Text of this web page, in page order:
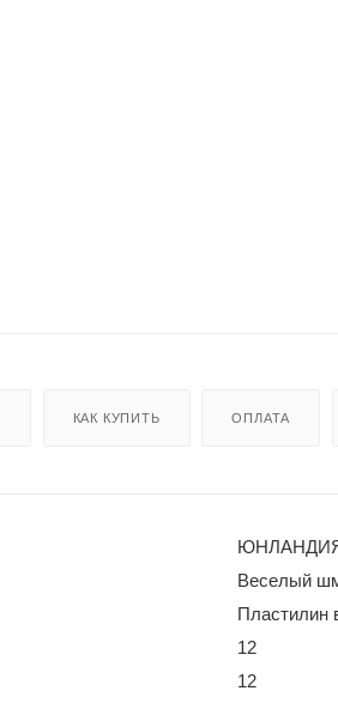
КАК КУПИТЬ ОПЛАТА
Веселый
Пластилин
12
12